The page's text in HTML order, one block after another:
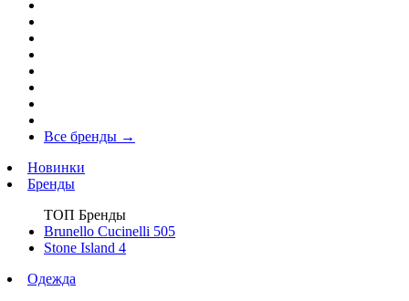
Все бренды →
Новинки
Бренды
ТОП Бренды
Brunello Cucinelli 505
Stone Island 4
Одежда